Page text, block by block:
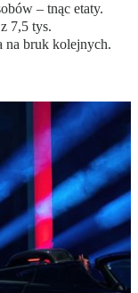
– tnąc etaty.
7,5 tys.
na bruk kolejnych.